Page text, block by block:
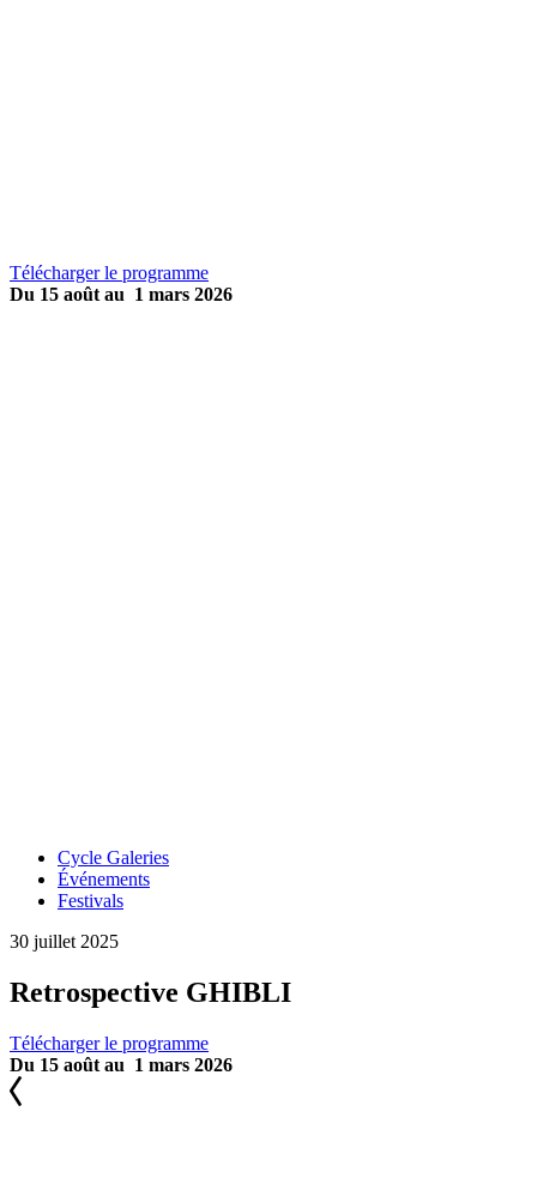
Télécharger le programme
Du 15 août au 1 mars 2026
Cycle Galeries
Événements
Festivals
30 juillet 2025
Retrospective GHIBLI
Télécharger le programme
Du 15 août au 1 mars 2026